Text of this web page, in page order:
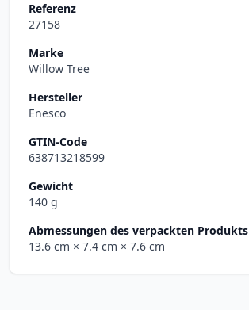
Referenz
27158
Marke
Willow Tree
Hersteller
Enesco
GTIN-Code
638713218599
Gewicht
140 g
Abmessungen des verpackten Produkts
13.6 cm × 7.4 cm × 7.6 cm